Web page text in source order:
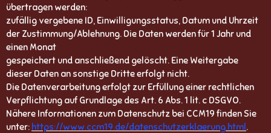
übertragen werden:
zufällig vergebene ID, Einwilligungsstatus, Datum und Uhrzeit
der Zustimmung/Ablehnung. Die Daten werden für 1 Jahr und
einen Monat
gespeichert und anschließend gelöscht. Eine Weitergabe
dieser Daten an sonstige Dritte erfolgt nicht.
Die Datenverarbeitung erfolgt zur Erfüllung einer rechtlichen
Verpflichtung auf Grundlage des Art. 6 Abs. 1 lit. c DSGVO.
Nähere Informationen zum Datenschutz bei CCM19 finden Sie
unter: https://www.ccm19.de/datenschutzerklaerung.html.